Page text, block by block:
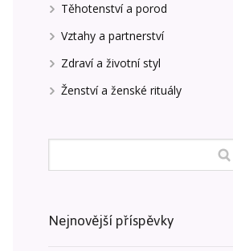
Těhotenství a porod
Vztahy a partnerství
Zdraví a životní styl
Ženství a ženské rituály
Nejnovější příspěvky